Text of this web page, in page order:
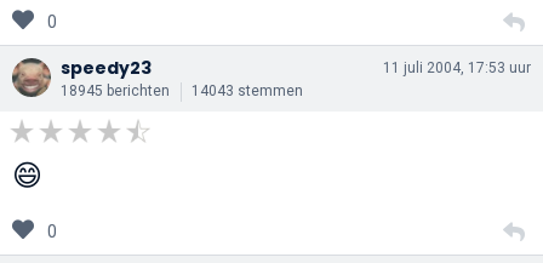
0
speedy23
18945 berichten 14043 stemmen
11 juli 2004, 17:53 uur
😄
0